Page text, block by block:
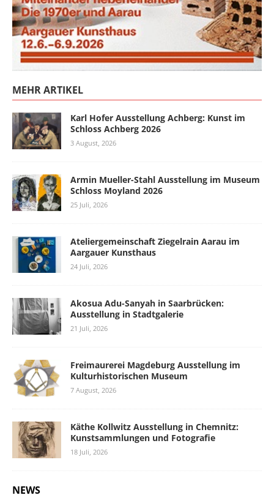
MEHR ARTIKEL
Karl Hofer Ausstellung Achberg: Kunst im
Schloss Achberg 2026
3 August, 2026
Armin Mueller-Stahl Ausstellung im Museum
Schloss Moyland 2026
25 Juli, 2026
Ateliergemeinschaft Ziegelrain Aarau im
Aargauer Kunsthaus
24 Juli, 2026
Akosua Adu-Sanyah in Saarbrücken:
Ausstellung in Stadtgalerie
21 Juli, 2026
Freimaurerei Magdeburg Ausstellung im
Kulturhistorischen Museum
7 August, 2026
Käthe Kollwitz Ausstellung in Chemnitz:
Kunstsammlungen und Fotografie
18 Juli, 2026
NEWS